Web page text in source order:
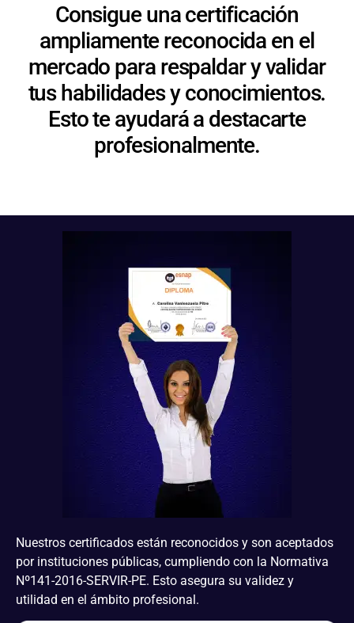
Consigue una certificación
ampliamente reconocida en el
mercado para respaldar y validar
tus habilidades y conocimientos.
Esto te ayudará a destacarte
profesionalmente.
Nuestros certificados están reconocidos y son aceptados
por instituciones públicas, cumpliendo con la Normativa
Nº141-2016-SERVIR-PE. Esto asegura su validez y
utilidad en el ámbito profesional.